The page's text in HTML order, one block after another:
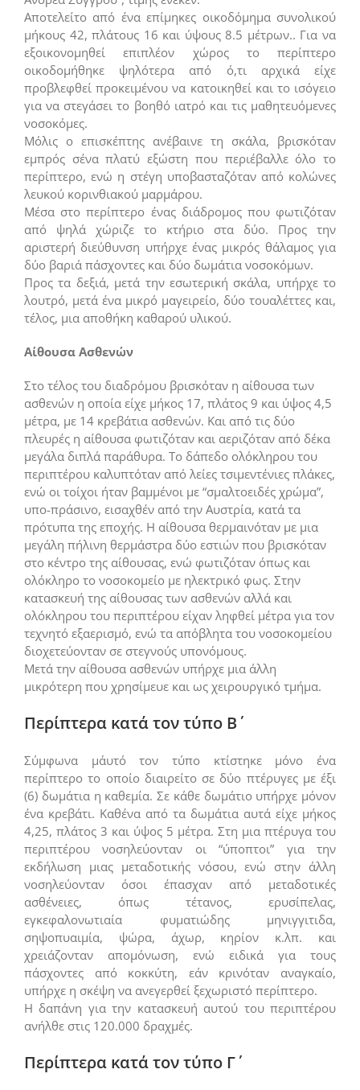
Αποτελείτο από ένα επίμηκες οικοδόμημα συνολικού
μήκους 42, πλάτους 16 και ύψους 8.5 μέτρων.. Για να
εξοικονομηθεί επιπλέον χώρος το περίπτερο
οικοδομήθηκε ψηλότερα από ό,τι αρχικά είχε
προβλεφθεί προκειμένου να κατοικηθεί και το ισόγειο
για να στεγάσει το βοηθό ιατρό και τις μαθητευόμενες
νοσοκόμες.
Μόλις ο επισκέπτης ανέβαινε τη σκάλα, βρισκόταν
εμπρός σένα πλατύ εξώστη που περιέβαλλε όλο το
περίπτερο, ενώ η στέγη υποβασταζόταν από κολώνες
λευκού κορινθιακού μαρμάρου.
Μέσα στο περίπτερο ένας διάδρομος που φωτιζόταν
από ψηλά χώριζε το κτήριο στα δύο. Προς την
αριστερή διεύθυνση υπήρχε ένας μικρός θάλαμος για
δύο βαριά πάσχοντες και δύο δωμάτια νοσοκόμων.
Προς τα δεξιά, μετά την εσωτερική σκάλα, υπήρχε το
λουτρό, μετά ένα μικρό μαγειρείο, δύο τουαλέττες και,
τέλος, μια αποθήκη καθαρού υλικού.
Αίθουσα Ασθενών
Στο τέλος του διαδρόμου βρισκόταν η αίθουσα των
ασθενών η οποία είχε μήκος 17, πλάτος 9 και ύψος 4,5
μέτρα, με 14 κρεβάτια ασθενών. Και από τις δύο
πλευρές η αίθουσα φωτιζόταν και αεριζόταν από δέκα
μεγάλα διπλά παράθυρα. Το δάπεδο ολόκληρου του
περιπτέρου καλυπτόταν από λείες τσιμεντένιες πλάκες,
ενώ οι τοίχοι ήταν βαμμένοι με “σμαλτοειδές χρώμα”,
υπο-πράσινο, εισαχθέν από την Αυστρία, κατά τα
πρότυπα της εποχής. Η αίθουσα θερμαινόταν με μια
μεγάλη πήλινη θερμάστρα δύο εστιών που βρισκόταν
στο κέντρο της αίθουσας, ενώ φωτιζόταν όπως και
ολόκληρο το νοσοκομείο με ηλεκτρικό φως. Στην
κατασκευή της αίθουσας των ασθενών αλλά και
ολόκληρου του περιπτέρου είχαν ληφθεί μέτρα για τον
τεχνητό εξαερισμό, ενώ τα απόβλητα του νοσοκομείου
διοχετεύονταν σε στεγνούς υπονόμους.
Μετά την αίθουσα ασθενών υπήρχε μια άλλη
μικρότερη που χρησίμευε και ως χειρουργικό τμήμα.
Περίπτερα κατά τον τύπο Β΄
Σύμφωνα μ΄αυτό τον τύπο κτίστηκε μόνο ένα
περίπτερο το οποίο διαιρείτο σε δύο πτέρυγες με έξι
(6) δωμάτια η καθεμία. Σε κάθε δωμάτιο υπήρχε μόνον
ένα κρεβάτι. Καθένα από τα δωμάτια αυτά είχε μήκος
4,25, πλάτος 3 και ύψος 5 μέτρα. Στη μια πτέρυγα του
περιπτέρου νοσηλεύονταν οι “ύποπτοι” για την
εκδήλωση μιας μεταδοτικής νόσου, ενώ στην άλλη
νοσηλεύονταν όσοι έπασχαν από μεταδοτικές
ασθένειες, όπως τέτανος, ερυσίπελας,
εγκεφαλονωτιαία φυματιώδης μηνιγγιτιδα,
σηψοπυαιμία, ψώρα, άχωρ, κηρίον κ.λπ. και
χρειάζονταν απομόνωση, ενώ ειδικά για τους
πάσχοντες από κοκκύτη, εάν κρινόταν αναγκαίο,
υπήρχε η σκέψη να ανεγερθεί ξεχωριστό περίπτερο.
Η δαπάνη για την κατασκευή αυτού του περιπτέρου
ανήλθε στις 120.000 δραχμές.
Περίπτερα κατά τον τύπο Γ΄